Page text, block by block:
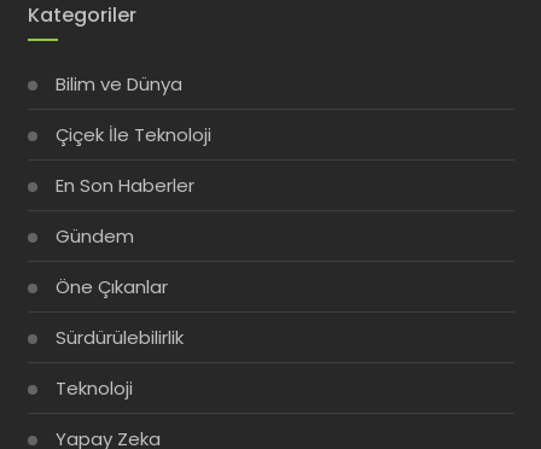
Kategoriler
Bilim ve Dünya
Çiçek İle Teknoloji
En Son Haberler
Gündem
Öne Çıkanlar
Sürdürülebilirlik
Teknoloji
Yapay Zeka